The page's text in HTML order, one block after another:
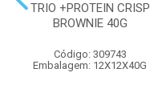
TRIO +PROTEIN CRISP
BROWNIE 40G
Código: 309743
Embalagem: 12X12X40G